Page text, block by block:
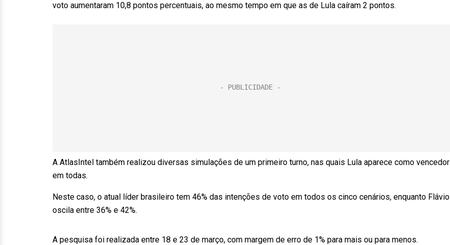
voto aumentaram 10,8 pontos percentuais, ao mesmo tempo em que as de Lula caíram 2 pontos.
A AtlasIntel também realizou diversas simulações de um primeiro turno, nas quais Lula aparece como vencedor
em todas.
Neste caso, o atual líder brasileiro tem 46% das intenções de voto em todos os cinco cenários, enquanto Flávio
oscila entre 36% e 42%.
A pesquisa foi realizada entre 18 e 23 de março, com margem de erro de 1% para mais ou para menos.